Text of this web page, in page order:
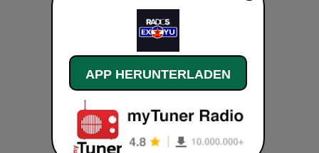
APP HERUNTERLADEN